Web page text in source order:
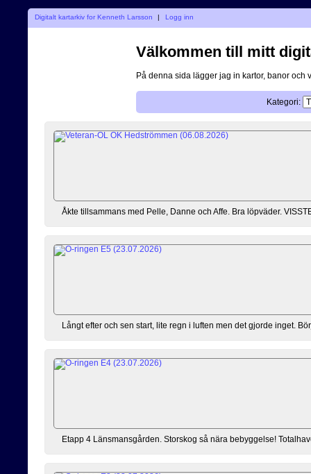
Digitalt kartarkiv for Kenneth Larsson | Logg inn
Välkommen till mitt
På denna sida lägger jag in kartor, banor och
Kategori:
Åkte tillsammans med Pelle, Danne och Affe. Bra löpväder.
Långt efter och sen start, lite regn i luften men det gjorde inget.
Etapp 4 Länsmansgården. Storskog så nära bebyggelse!